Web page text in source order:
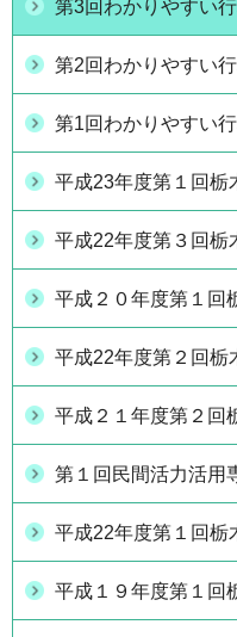
第3回わかりやすい
第2回わかりやすい
第1回わかりやすい
平成23年度第１回栃
平成22年度第３回栃
平成２０年度第１回
平成22年度第２回栃
平成２１年度第２回
第１回民間活力活用
平成22年度第１回栃
平成１９年度第１回